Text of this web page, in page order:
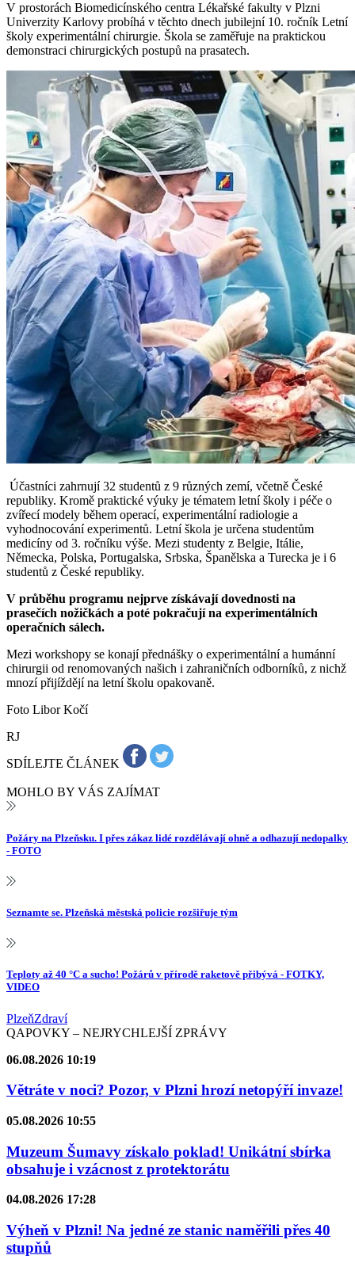
V prostorách Biomedicínského centra Lékařské fakulty v Plzni
Univerzity Karlovy probíhá v těchto dnech jubilejní 10. ročník Letní
školy experimentální chirurgie. Škola se zaměřuje na praktickou
demonstraci chirurgických postupů na prasatech.
Účastníci zahrnují 32 studentů z 9 různých zemí, včetně České
republiky. Kromě praktické výuky je tématem letní školy i péče o
zvířecí modely během operací, experimentální radiologie a
vyhodnocování experimentů. Letní škola je určena studentům
medicíny od 3. ročníku výše. Mezi studenty z Belgie, Itálie,
Německa, Polska, Portugalska, Srbska, Španělska a Turecka je i 6
studentů z České republiky.
V průběhu programu nejprve získávají dovednosti na
prasečích nožičkách a poté pokračují na experimentálních
operačních sálech.
Mezi workshopy se konají přednášky o experimentální a humánní
chirurgii od renomovaných našich i zahraničních odborníků, z nichž
mnozí přijíždějí na letní školu opakovaně.
Foto Libor Kočí
RJ
SDÍLEJTE ČLÁNEK
MOHLO BY VÁS ZAJÍMAT
Požáry na Plzeňsku. I přes zákaz lidé rozdělávají ohně a odhazují nedopalky
- FOTO
Seznamte se. Plzeňská městská policie rozšiřuje tým
Teploty až 40 °C a sucho! Požárů v přírodě raketově přibývá - FOTKY,
VIDEO
PlzeňZdraví
QAPOVKY – NEJRYCHLEJŠÍ ZPRÁVY
06.08.2026 10:19
Větráte v noci? Pozor, v Plzni hrozí netopýří invaze!
05.08.2026 10:55
Muzeum Šumavy získalo poklad! Unikátní sbírka
obsahuje i vzácnost z protektorátu
04.08.2026 17:28
Výheň v Plzni! Na jedné ze stanic naměřili přes 40
stupňů